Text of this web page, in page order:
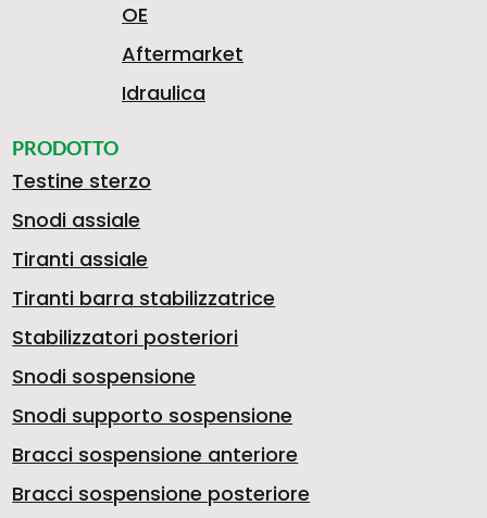
OE
Aftermarket
Idraulica
PRODOTTO
Testine sterzo
Snodi assiale
Tiranti assiale
Tiranti barra stabilizzatrice
Stabilizzatori posteriori
Snodi sospensione
Snodi supporto sospensione
Bracci sospensione anteriore
Bracci sospensione posteriore